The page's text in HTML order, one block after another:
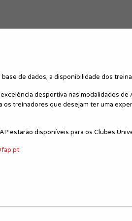
de dados, a disponibilidade dos
desportiva nas modalidades
treinadores que desejam ter uma
estarão disponíveis para os Clubes